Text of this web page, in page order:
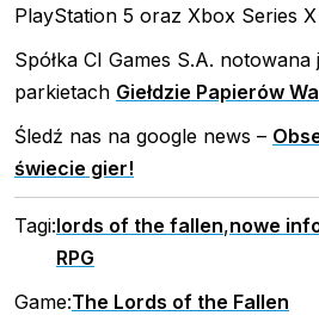
PlayStation 5 oraz Xbox Series
Spółka CI Games S.A. notowana
parkietach Giełdzie Papierów
Śledź nas na google news –
świecie gier!
Tagi:lords of the fallen,nowe
RPG
Game:The Lords of the Fallen